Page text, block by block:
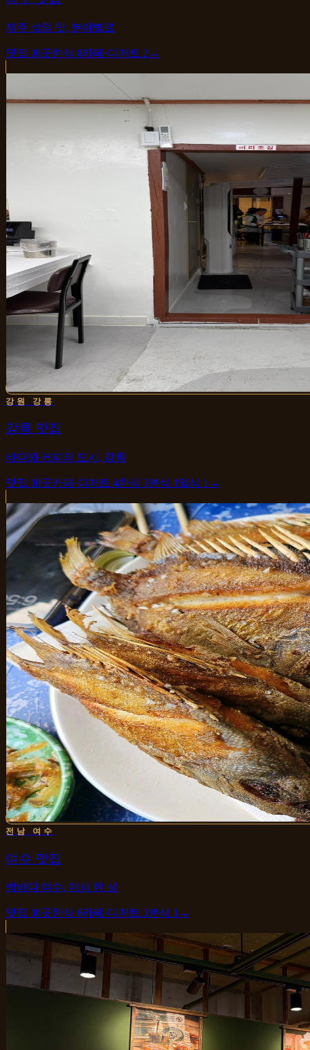
제주 섬의 맛, 분야별로
맛집 10곳한식 8카페·디저트 2 →
강원 강릉
강릉 맛집
바다와 커피의 도시, 강릉
맛집 10곳카페·디저트 4한식 3분식 1 일식 1 →
전남 여수
여수 맛집
밤바다 여수, 미식 한 상
맛집 10곳한식 6카페·디저트 3분식 1 →